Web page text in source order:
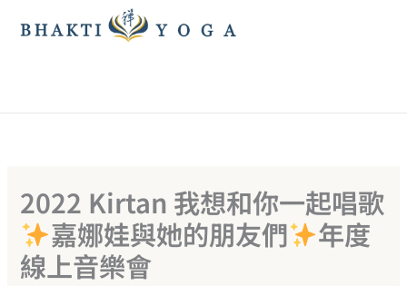
容
2022 Kirtan 我想和你一起唱歌
嘉娜娃與她的朋友們
年度
線上音樂會